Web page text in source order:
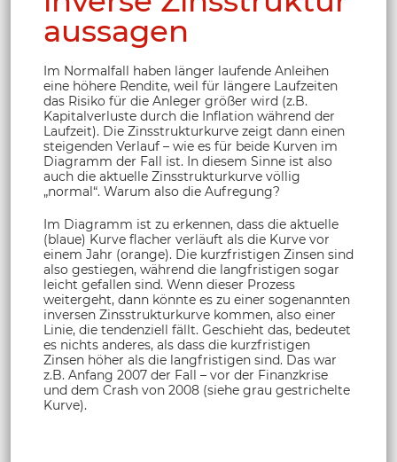
aussagen
Im Normalfall haben länger laufende Anleihen
eine höhere Rendite, weil für längere Laufzeiten
das Risiko für die Anleger größer wird (z.B.
Kapitalverluste durch die Inflation während der
Laufzeit). Die Zinsstrukturkurve zeigt dann einen
steigenden Verlauf – wie es für beide Kurven im
Diagramm der Fall ist. In diesem Sinne ist also
auch die aktuelle Zinsstrukturkurve völlig
„normal“. Warum also die Aufregung?
Im Diagramm ist zu erkennen, dass die aktuelle
(blaue) Kurve flacher verläuft als die Kurve vor
einem Jahr (orange). Die kurzfristigen Zinsen sind
also gestiegen, während die langfristigen sogar
leicht gefallen sind. Wenn dieser Prozess
weitergeht, dann könnte es zu einer sogenannten
inversen Zinsstrukturkurve kommen, also einer
Linie, die tendenziell fällt. Geschieht das, bedeutet
es nichts anderes, als dass die kurzfristigen
Zinsen höher als die langfristigen sind. Das war
z.B. Anfang 2007 der Fall – vor der Finanzkrise
und dem Crash von 2008 (siehe grau gestrichelte
Kurve).